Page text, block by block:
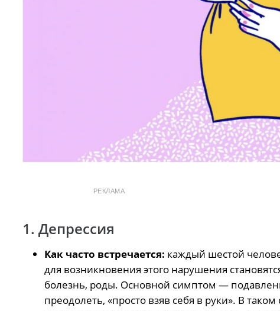
РЕКЛАМА
1. Депрессия
Как часто встречается: каждый шестой
для возникновения этого нарушения
болезнь, роды. Основной симптом —
преодолеть, «просто взяв себя в руки». В